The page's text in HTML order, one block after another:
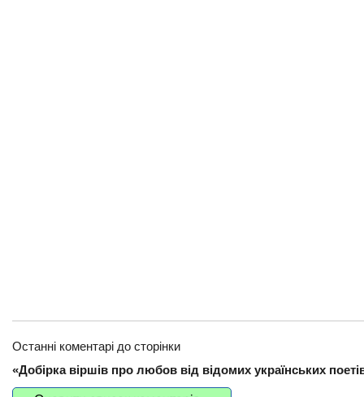
Останні коментарі до сторінки
«Добірка віршів про любов від відомих українських